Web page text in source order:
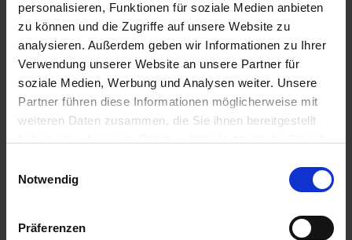
personalisieren, Funktionen für soziale Medien anbieten
zu können und die Zugriffe auf unsere Website zu
analysieren. Außerdem geben wir Informationen zu Ihrer
Verwendung unserer Website an unsere Partner für
soziale Medien, Werbung und Analysen weiter. Unsere
Partner führen diese Informationen möglicherweise mit
weiteren Daten zusammen, die Sie ihnen bereitgestellt
Notwendig
Präferenzen
IN DEN
WARENKORB
IN DEN
WARENKORB
Anmelden für Ihren persönlichen Preis
2,00 € / St
2,00 €pro 1 Stück